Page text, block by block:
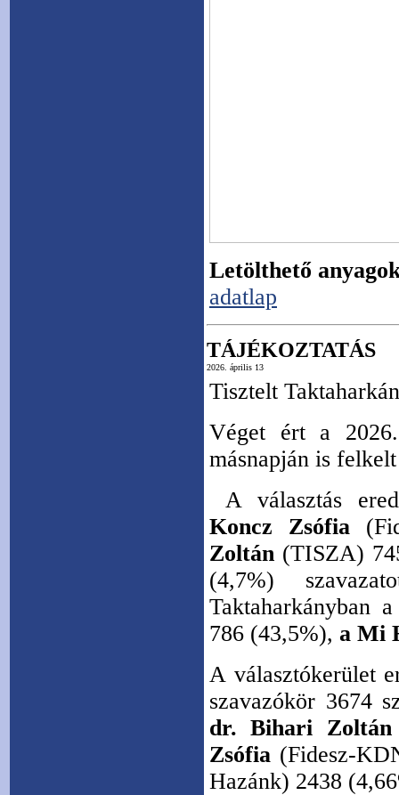
Letölthető
adatlap
TÁJÉKOZTATÁS
2026. április 13
Tisztelt
Véget ért a
másnapján is
A választás
Koncz Zsófia
Zoltán (TISZA)
(4,7%)
Taktaharkányban
786 (43,5%), a Mi
A választókerület
szavazókör 3674
dr. Bihari Zoltán
Zsófia (Fidesz-
Hazánk) 2438